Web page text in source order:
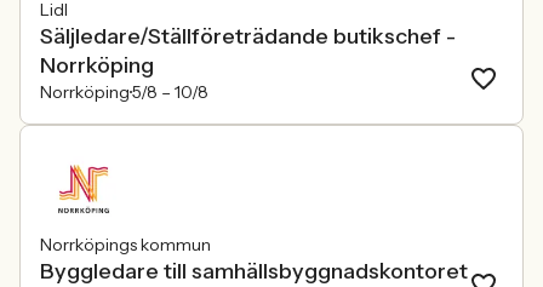
Lidl
Säljledare/Ställföreträdande butikschef -
Norrköping
Norrköping5/8 – 10/8
Norrköpings kommun
Byggledare till samhällsbyggnadskontoret